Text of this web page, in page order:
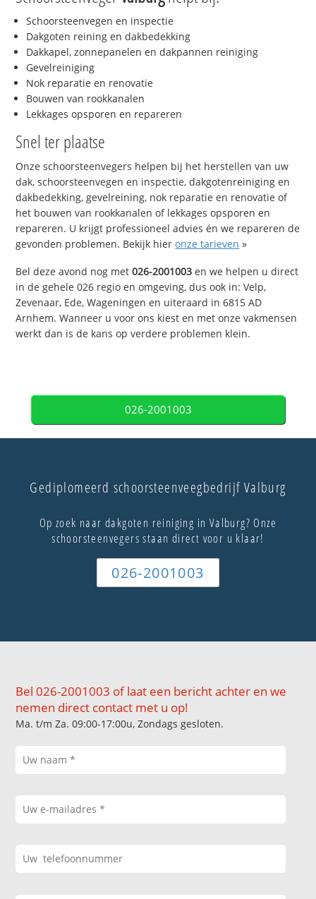
Schoorsteenvegen en inspectie
Dakgoten reining en dakbedekking
Dakkapel, zonnepanelen en dakpannen reiniging
Gevelreiniging
Nok reparatie en renovatie
Bouwen van rookkanalen
Lekkages opsporen en repareren
Snel ter plaatse
Onze schoorsteenvegers helpen bij het herstellen van uw
dak, schoorsteenvegen en inspectie, dakgotenreiniging en
dakbedekking, gevelreining, nok reparatie en renovatie of
het bouwen van rookkanalen of lekkages opsporen en
repareren. U krijgt professioneel advies én we repareren de
gevonden problemen. Bekijk hieronze tarieven »
Bel deze avond nog met026-2001003 en we helpen u direct
in de gehele 026 regio en omgeving, dus ook in: Velp,
Zevenaar, Ede, Wageningen en uiteraard in 6815 AD
Arnhem. Wanneer u voor ons kiest en met onze vakmensen
werkt dan is de kans op verdere problemen klein.
026-2001003
Gediplomeerd schoorsteenveegbedrijf Valburg
Op zoek naar dakgoten reiniging in Valburg? Onze
schoorsteenvegers staan direct voor u klaar!
026-2001003
Bel 026-2001003 of laat een bericht achter en we
nemen direct contact met u op!
Ma. t/m Za. 09:00-17:00u, Zondags gesloten.